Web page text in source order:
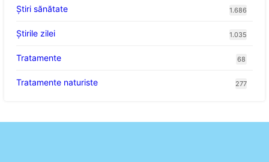
Ştiri sănătate 1.686
Știrile zilei 1.035
Tratamente 68
Tratamente naturiste 277